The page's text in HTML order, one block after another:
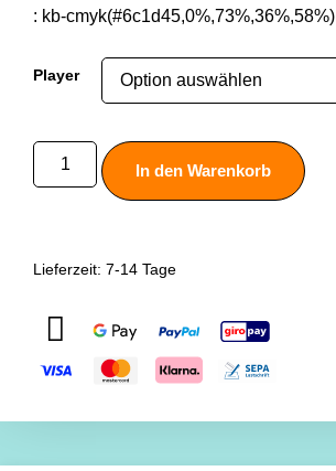
: kb-cmyk(#6c1d45,0%,73%,36%,58%)
Player
In den Warenkorb
Lieferzeit: 7-14 Tage